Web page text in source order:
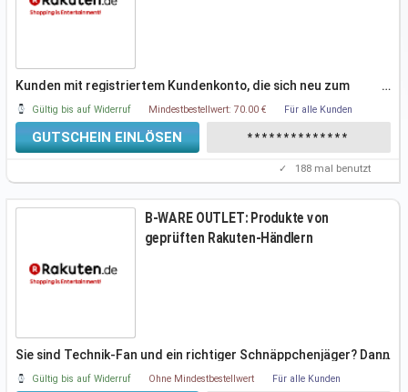
Kunden mit registriertem Kundenkonto, die sich neu zum
Rakuten Newsletter
…
Gültig bis auf Widerruf Mindestbestellwert: 70.00 € Für alle Kunden
GUTSCHEIN EINLÖSEN **************
✓ 188 mal benutzt
B-WARE OUTLET: Produkte von
geprüften Rakuten-Händlern
Sie sind Technik-Fan und ein richtiger Schnäppchenjäger? Dann
sind Sie in
…
Gültig bis auf Widerruf Ohne Mindestbestellwert Für alle Kunden